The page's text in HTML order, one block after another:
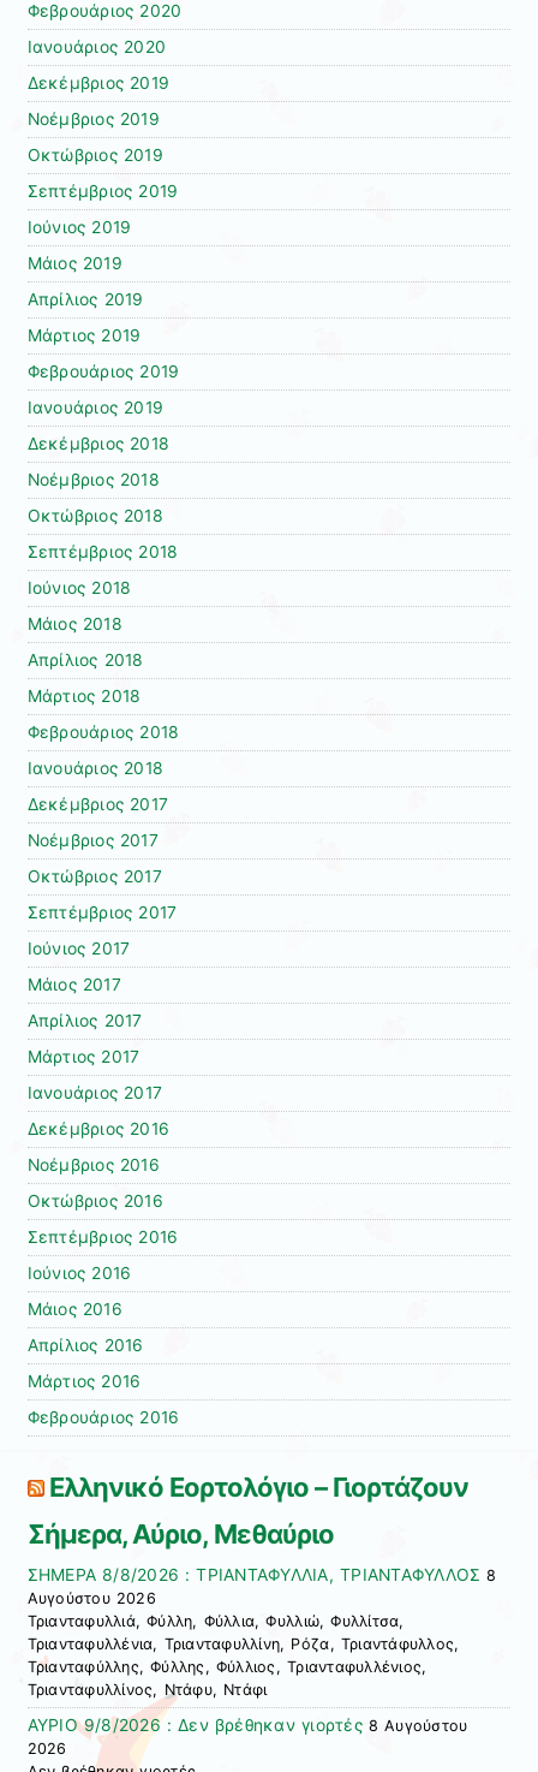
Φεβρουάριος 2020
Ιανουάριος 2020
Δεκέμβριος 2019
Νοέμβριος 2019
Οκτώβριος 2019
Σεπτέμβριος 2019
Ιούνιος 2019
Μάιος 2019
Απρίλιος 2019
Μάρτιος 2019
Φεβρουάριος 2019
Ιανουάριος 2019
Δεκέμβριος 2018
Νοέμβριος 2018
Οκτώβριος 2018
Σεπτέμβριος 2018
Ιούνιος 2018
Μάιος 2018
Απρίλιος 2018
Μάρτιος 2018
Φεβρουάριος 2018
Ιανουάριος 2018
Δεκέμβριος 2017
Νοέμβριος 2017
Οκτώβριος 2017
Σεπτέμβριος 2017
Ιούνιος 2017
Μάιος 2017
Απρίλιος 2017
Μάρτιος 2017
Ιανουάριος 2017
Δεκέμβριος 2016
Νοέμβριος 2016
Οκτώβριος 2016
Σεπτέμβριος 2016
Ιούνιος 2016
Μάιος 2016
Απρίλιος 2016
Μάρτιος 2016
Φεβρουάριος 2016
Ελληνικό Εορτολόγιο – Γιορτάζουν
Σήμερα, Αύριο, Μεθαύριο
ΣΗΜΕΡΑ 8/8/2026 : ΤΡΙΑΝΤΑΦΥΛΛΙΑ, ΤΡΙΑΝΤΑΦΥΛΛΟΣ 8
Αυγούστου 2026
Τριανταφυλλιά, Φύλλη, Φύλλια, Φυλλιώ, Φυλλίτσα,
Τριανταφυλλένια, Τριανταφυλλίνη, Ρόζα, Τριαντάφυλλος,
Τριανταφύλλης, Φύλλης, Φύλλιος, Τριανταφυλλένιος,
Τριανταφυλλίνος, Ντάφυ, Ντάφι
ΑΥΡΙΟ 9/8/2026 : Δεν βρέθηκαν γιορτές 8 Αυγούστου
2026